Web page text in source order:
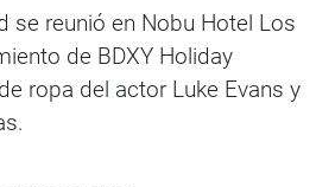
se reunió en Nobu Hotel Los
de BDXY Holiday
ropa del actor Luke Evans y